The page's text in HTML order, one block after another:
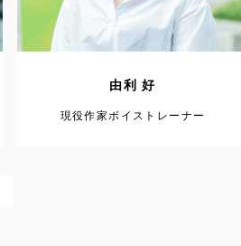
由利 好
現役作家ボイストレーナー